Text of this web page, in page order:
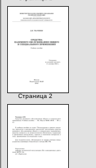
Страница 2